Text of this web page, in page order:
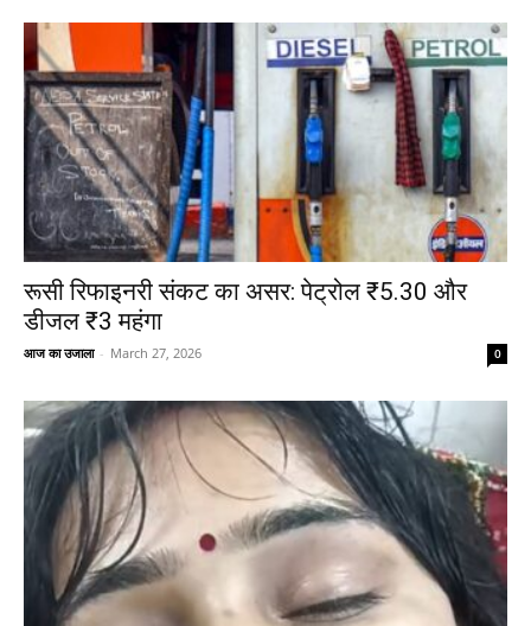
रूसी रिफाइनरी संकट का असर: पेट्रोल ₹5.30 और
डीजल ₹3 महंगा
आज का उजाला - March 27, 2026 0